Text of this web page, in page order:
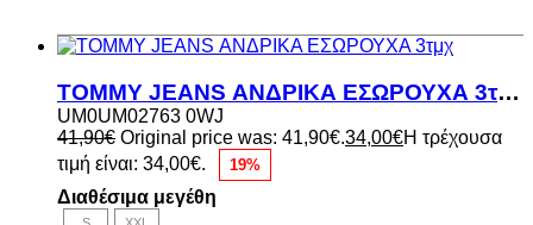
TOMMY JEANS ΑΝΔΡΙΚΑ ΕΣΩΡΟΥΧΑ 3τμχ
UM0UM02763 0WJ
41,90€ Original price was: 41,90€.34,00€Η τρέχουσα
τιμή είναι: 34,00€.
19%
Διαθέσιμα μεγέθη